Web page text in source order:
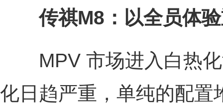
传祺M8：以全员体
MPV 市场进入白热化
化日趋严重，单纯的配置